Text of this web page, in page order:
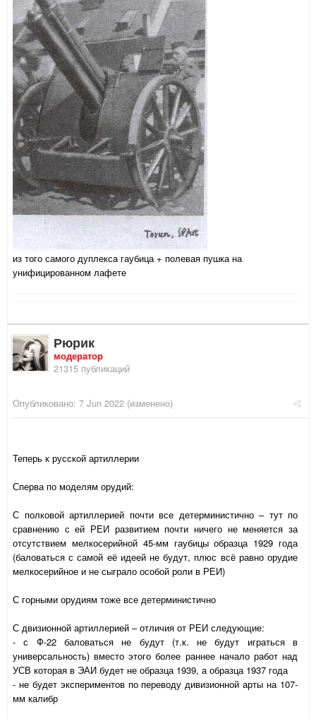
из того самого дуплекса гаубица + полевая пушка на
унифицированном лафете
Рюрик
модератор
21315 публикаций
Опубликовано: 7 Jun 2022 (изменено)
Теперь к русской артиллерии
Сперва по моделям орудий:
С полковой артиллерией почти все детерминистично – тут по
сравнению с ей РЕИ развитием почти ничего не меняется за
отсутствием мелкосерийной 45-мм гаубицы образца 1929 года
(баловаться с самой её идеей не будут, плюс всё равно орудие
мелкосерийное и не сыграло особой роли в РЕИ)
С горными орудиям тоже все детерминистично
С двизионной артиллерией – отличия от РЕИ следующие:
- с Ф-22 баловаться не будут (т.к. не будут играться в
универсальность) вместо этого более раннее начало работ над
УСВ которая в ЭАИ будет не образца 1939, а образца 1937 года
- не будет экспериментов по переводу дивизионной арты на 107-
мм калибр